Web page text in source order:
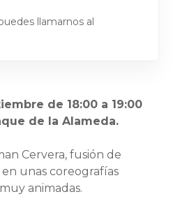
llamarnos al
de 18:00 a 19:00
de la Alameda.
Cervera, fusión de
unas coreografías
animadas.